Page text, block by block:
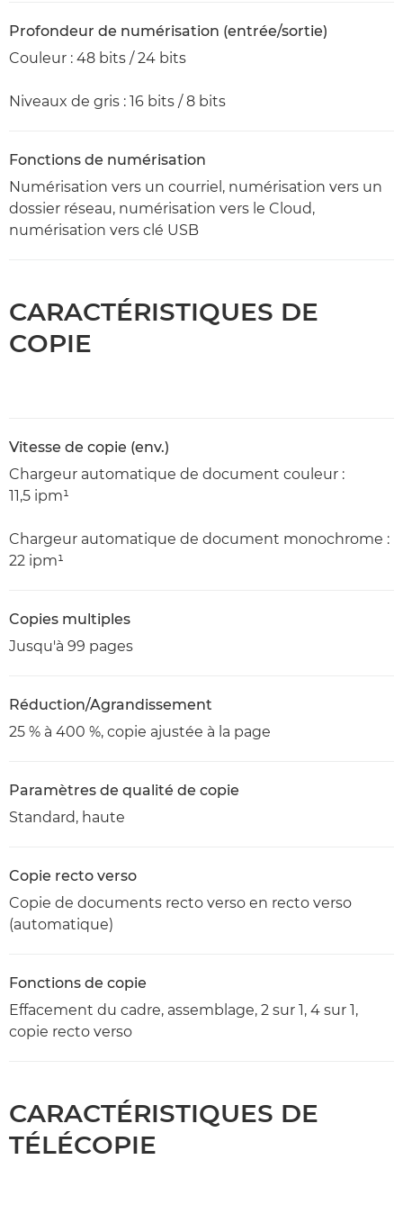
Profondeur de numérisation (entrée/sortie)
Couleur : 48 bits / 24 bits
Niveaux de gris : 16 bits / 8 bits
Fonctions de numérisation
Numérisation vers un courriel, numérisation vers un
dossier réseau, numérisation vers le Cloud,
numérisation vers clé USB
CARACTÉRISTIQUES DE
COPIE
Vitesse de copie (env.)
Chargeur automatique de document couleur :
11,5 ipm¹
Chargeur automatique de document monochrome :
22 ipm¹
Copies multiples
Jusqu'à 99 pages
Réduction/Agrandissement
25 % à 400 %, copie ajustée à la page
Paramètres de qualité de copie
Standard, haute
Copie recto verso
Copie de documents recto verso en recto verso
(automatique)
Fonctions de copie
Effacement du cadre, assemblage, 2 sur 1, 4 sur 1,
copie recto verso
CARACTÉRISTIQUES DE
TÉLÉCOPIE